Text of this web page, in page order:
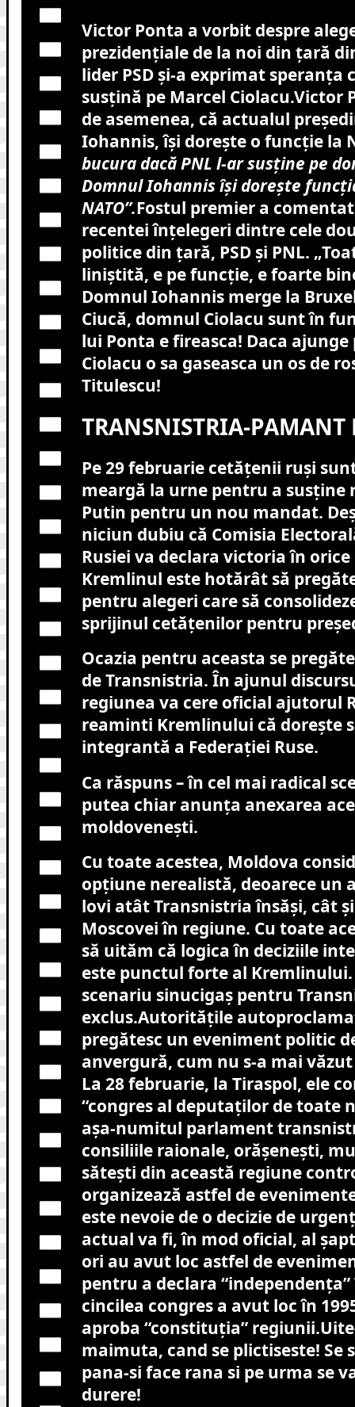
Victor Ponta a vorbit despre
prezidențiale de la noi din țară
lider PSD și-a exprimat speranța
susțină pe Marcel Ciolacu.Victor
de asemenea, că actualul
Iohannis, își dorește o funcție la
bucura dacă PNL l-ar susține pe
Domnul Iohannis își dorește
NATO”.Fostul premier a
recentei înțelegeri dintre cele
politice din țară, PSD și PNL.
liniștită, e pe funcție, e foarte
Domnul Iohannis merge la
Ciucă, domnul Ciolacu sunt în
lui Ponta e fireasca! Daca
Ciolacu o sa gaseasca un os de
Titulescu!
TRANSNISTRIA-PAMANT
Pe 29 februarie cetățenii ruși
meargă la urne pentru a susține
Putin pentru un nou mandat.
niciun dubiu că Comisia
Rusiei va declara victoria în
Kremlinul este hotărât să
pentru alegeri care să
sprijinul cetățenilor pentru
Ocazia pentru aceasta se
de Transnistria. În ajunul
regiunea va cere oficial ajutorul
reaminti Kremlinului că dorește
integrantă a Federației Ruse.
Ca răspuns – în cel mai radical
putea chiar anunța anexarea
moldovenești.
Cu toate acestea, Moldova
opțiune nerealistă, deoarece un
lovi atât Transnistria însăși, cât
Moscovei în regiune. Cu toate
să uităm că logica în deciziile
este punctul forte al Kremlinului.
scenariu sinucigaș pentru
exclus.Autoritățile
pregătesc un eveniment politic
anvergură, cum nu s-a mai
La 28 februarie, la Tiraspol, ele
“congres al deputaților de toate
așa-numitul parlament
consiliile raionale, orășenești,
sătești din această regiune
organizează astfel de
este nevoie de o decizie de
actual va fi, în mod oficial, al
ori au avut loc astfel de
pentru a declara
cincilea congres a avut loc în
aproba “constituția”
maimuta, cand se plictiseste! Se
pana-si face rana si pe urma se
durere!